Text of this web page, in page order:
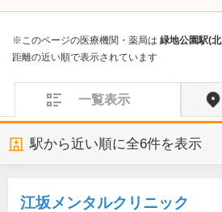
※このページの医療機関・薬局は 緑地公園駅(
距離の近い順で表示されています
一覧表示
駅から近い順に全6件を表示
江坂メンタルクリニック